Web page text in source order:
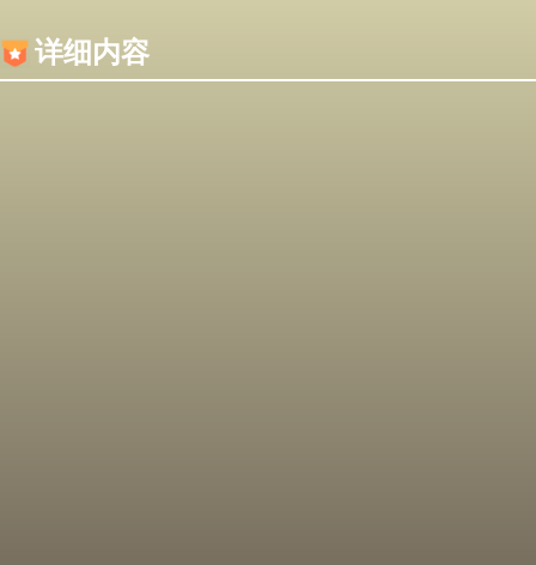
详细内容